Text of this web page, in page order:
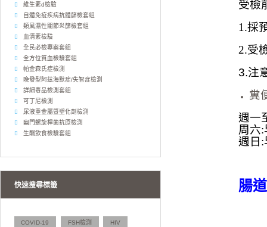
受檢
1.採
2.受
3.注
糞
週一
周六:
週日:
腸
維生素d檢驗
自體免疫疾病抗體篩檢套組
類風濕性關節炎篩檢套組
血清素檢驗
全民必檢專案套組
全方位貧血檢驗套組
帕金森氏症檢測
晚發型阿茲海默症/失智症檢測
詳細毒品檢測套組
可丁尼檢測
尿液重金屬暨塑化劑檢測
幽門螺旋桿菌抗原檢測
生酮飲食檢驗套組
快速搜尋標籤
COVID-19 FSH檢測 HIV